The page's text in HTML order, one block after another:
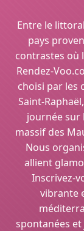
Entre le
pays
contrastes où
Rendez-
choisi par les
Saint-
journée sur
massif des
Nous
allient
Inscrivez-
vibrante
spontanées et